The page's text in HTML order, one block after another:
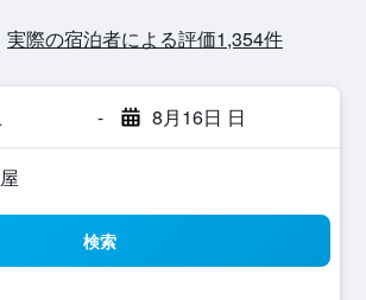
実際の宿泊者による評価1,354​件
- 8月16日 日
検索